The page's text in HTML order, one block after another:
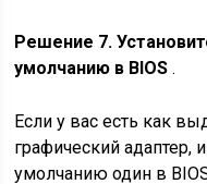
Решение 7.
умолчанию в BIOS.
Если у вас есть как
графический адаптер,
умолчанию один в